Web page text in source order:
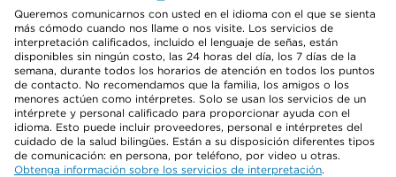
Queremos comunicarnos con usted en el idioma con el que se sienta
más cómodo cuando nos llame o nos visite. Los servicios de
interpretación calificados, incluido el lenguaje de señas, están
disponibles sin ningún costo, las 24 horas del día, los 7 días de la
semana, durante todos los horarios de atención en todos los puntos
de contacto. No recomendamos que la familia, los amigos o los
menores actúen como intérpretes. Solo se usan los servicios de un
intérprete y personal calificado para proporcionar ayuda con el
idioma. Esto puede incluir proveedores, personal e intérpretes del
cuidado de la salud bilingües. Están a su disposición diferentes tipos
de comunicación: en persona, por teléfono, por video u otras.
Obtenga información sobre los servicios de interpretación.